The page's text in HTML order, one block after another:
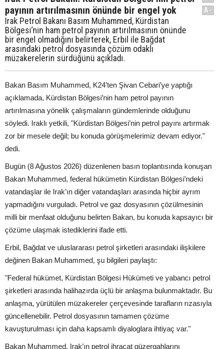
payının artırılmasının önünde bir engel yok
Irak Petrol Bakanı Basım Muhammed, Kürdistan
Bölgesi’nin ham petrol payının artırılmasının önünde
bir engel olmadığını belirterek, Erbil ile Bağdat
arasındaki petrol dosyasında çözüm odaklı
müzakerelerin sürdüğünü açıkladı.
A-
Bakan Basım Muhammed, K24’ten Şivan Cebari’ye yaptığı
açıklamada, Kürdistan Bölgesi’nin ham petrol payının
artırılmasına yönelik çalışmaların gündemlerinde olduğunu
söyledi. Iraklı yetkili, "Kürdistan Bölgesi’nin petrol payını artırmak
zor bir mesele değil; bu konuda görüşmelerimiz devam ediyor."
dedi.
Bugün (8 Ağustos 2026) düzenlenen basın toplantısında konuşan
Bakan Muhammed, federal hükümetin Kürdistan Bölgesi’ndeki
vatandaşlar ile Irak’ın diğer vatandaşları arasında hiçbir ayrım
yapmadığını vurguladı. Petrol ve gaz dosyasının çözülmesinin
milli bir menfaat olduğunu belirten Bakan, bu konuda kapsayıcı bir
çözüme ulaşmak istediklerini ifade etti.
Erbil, Bağdat ve uluslararası petrol şirketleri arasındaki ilişkilere
değinen Bakan Muhammed, şu bilgileri paylaştı:
"Federal hükümet, Kürdistan Bölgesi Hükümeti ve yabancı petrol
şirketleri arasında halihazırda üçlü bir anlaşma bulunmaktadır. Bu
anlaşma, yürütülen müzakereler çerçevesinde tarafların rızasıyla
güncellenebilir. Petrol dosyasının tamamen çözüme
kavuşturulması için daha kapsamlı diyaloglara ihtiyaç var."
Bakan Muhammed, Irak’ın petrol ihracat güzergahlarını